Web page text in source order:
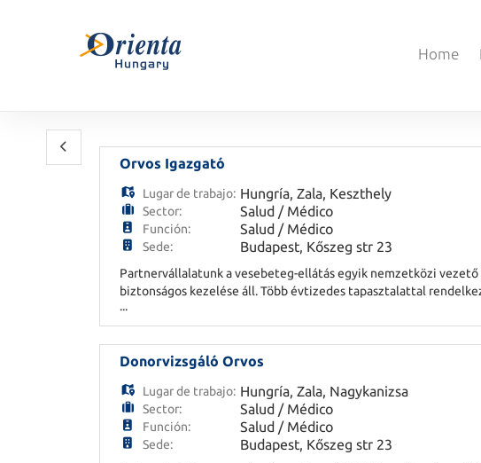
Home
Orvos Igazgató
Lugar de trabajo: Hungría,Zala, Keszthely
Sector: Salud / Médico
Función: Salud / Médico
Sede: Budapest, Kőszeg str 23
Partnervállalatunk a vesebeteg-ellátás egyik nemzetközi
biztonságos kezelése áll. Több évtizedes tapasztalattal
Több ezer elkötelezett munkatársuk nap mint nap azon dolgozik,
...
Donorvizsgáló Orvos
Lugar de trabajo: Hungría,Zala, Nagykanizsa
Sector: Salud / Médico
Función: Salud / Médico
Sede: Budapest, Kőszeg str 23